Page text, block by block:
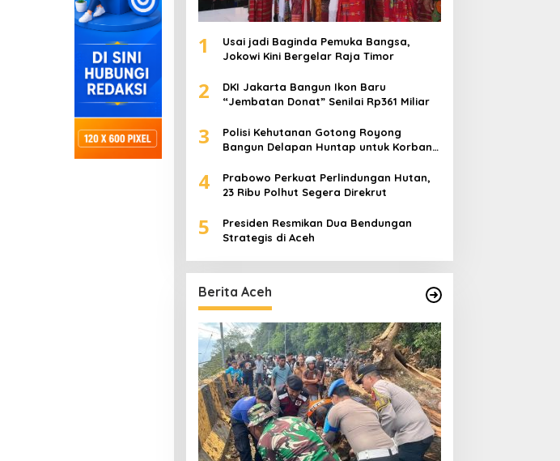
1
Usai jadi Baginda Pemuka Bangsa,
Jokowi Kini Bergelar Raja Timor
2
DKI Jakarta Bangun Ikon Baru
“Jembatan Donat” Senilai Rp361 Miliar
3
Polisi Kehutanan Gotong Royong
Bangun Delapan Huntap untuk Korban
4
Prabowo Perkuat Perlindungan Hutan,
23 Ribu Polhut Segera Direkrut
5
Presiden Resmikan Dua Bendungan
Strategis di Aceh
Berita Aceh